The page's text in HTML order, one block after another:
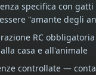
specifica con
"amante degli
RC
casa e all'animale
controllate —